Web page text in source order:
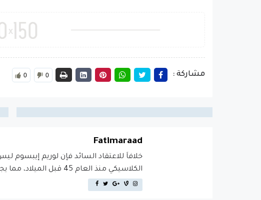
مشاركة : 0 0
Fatimaraad
خلافاَ للاعتقاد السائد فإن لوريم إيبسوم
الكلاسيكي منذ العام 45 قبل الميلاد، مما يجعله أكثر من 2000 عام في القدم.